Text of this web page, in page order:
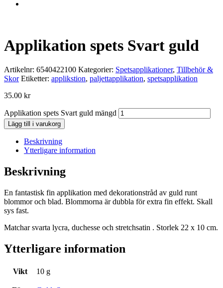
Applikation spets Svart guld
Artikelnr: 6540422100 Kategorier: Spetsapplikationer, Tillbehör &
Skor Etiketter: applikstion, paljettapplikation, spetsapplikation
35.00 kr
Applikation spets Svart guld mängd
Lägg till i varukorg
Beskrivning
Ytterligare information
Beskrivning
En fantastisk fin applikation med dekorationstråd av guld runt
blommor och blad. Blommorna är dubbla för extra fin effekt. Skall
sys fast.
Matchar svarta lycra, duchesse och stretchsatin . Storlek 22 x 10 cm.
Ytterligare information
Vikt 10 g